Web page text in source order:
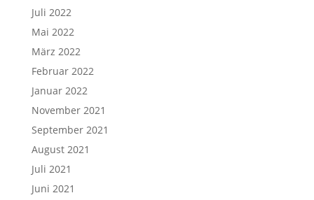
Juli 2022
Mai 2022
März 2022
Februar 2022
Januar 2022
November 2021
September 2021
August 2021
Juli 2021
Juni 2021